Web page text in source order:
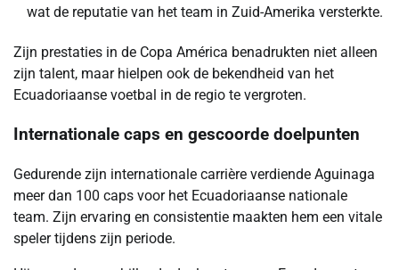
wat de reputatie van het team in Zuid-Amerika versterkte.
Zijn prestaties in de Copa América benadrukten niet alleen
zijn talent, maar hielpen ook de bekendheid van het
Ecuadoriaanse voetbal in de regio te vergroten.
Internationale caps en gescoorde doelpunten
Gedurende zijn internationale carrière verdiende Aguinaga
meer dan 100 caps voor het Ecuadoriaanse nationale
team. Zijn ervaring en consistentie maakten hem een vitale
speler tijdens zijn periode.